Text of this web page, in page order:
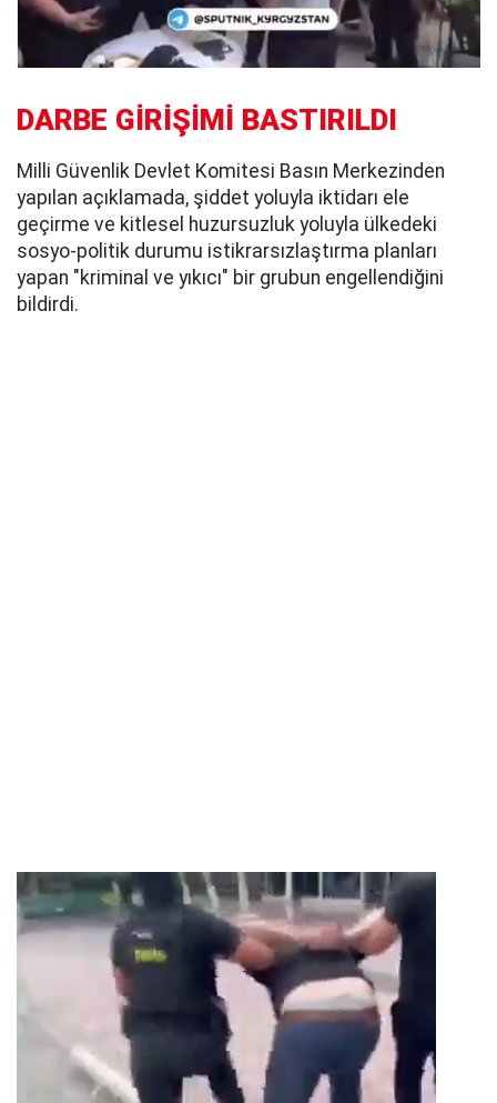
DARBE GİRİŞİMİ BASTIRILDI
Milli Güvenlik Devlet Komitesi Basın Merkezinden
yapılan açıklamada, şiddet yoluyla iktidarı ele
geçirme ve kitlesel huzursuzluk yoluyla ülkedeki
sosyo-politik durumu istikrarsızlaştırma planları
yapan "kriminal ve yıkıcı" bir grubun engellendiğini
bildirdi.